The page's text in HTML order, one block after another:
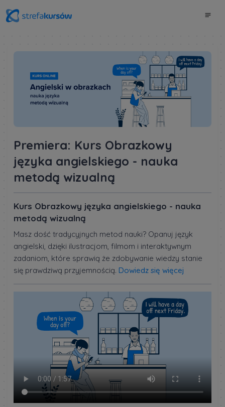
Premiera: Kurs Obrazkowy
języka angielskiego - nauka
metodą wizualną
Kurs Obrazkowy języka angielskiego - nauka
metodą wizualną
Masz dość tradycyjnych metod nauki? Opanuj język
angielski, dzięki ilustracjom, filmom i interaktywnym
zadaniom, które sprawią że zdobywanie wiedzy stanie
się prawdziwą przyjemnością. Dowiedz się więcej